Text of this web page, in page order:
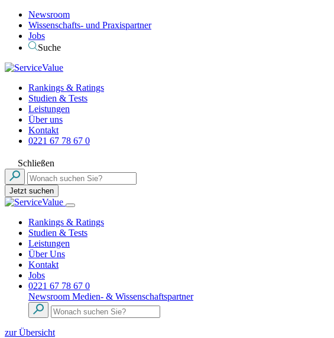
Newsroom
Wissenschafts- und Praxispartner
Jobs
Suche
Rankings & Ratings
Studien & Tests
Leistungen
Über uns
Kontakt
0221 67 78 67 0
Schließen
Jetzt suchen
Rankings & Ratings
Studien & Tests
Leistungen
Über Uns
Kontakt
Jobs
0221 67 78 67 0
Newsroom Medien- & Wissenschaftspartner
zur Übersicht